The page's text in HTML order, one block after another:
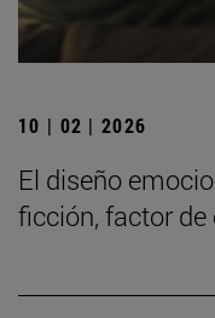
10 | 02 | 2026
El diseño
ficción, factor